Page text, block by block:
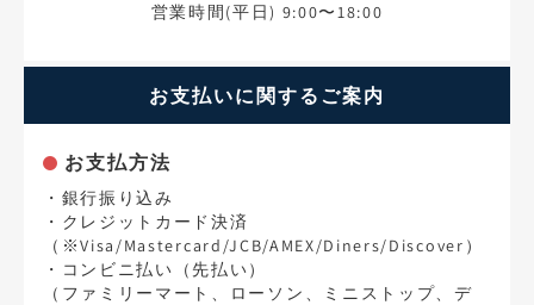
営業時間(平日) 9:00〜18:00
お支払いに関するご案内
お支払方法
・銀行振り込み
・クレジットカード決済
（※Visa/Mastercard/JCB/AMEX/Diners/Discover）
・コンビニ払い（先払い）
（ファミリーマート、ローソン、ミニストップ、デ